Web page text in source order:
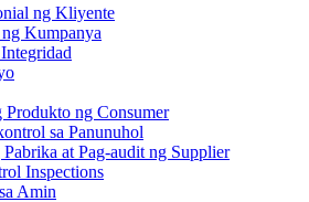
ng Kliyente
Kumpanya
Produkto ng Consumer
sa Panunuhol
at Pag-audit ng Supplier
Inspections
Amin